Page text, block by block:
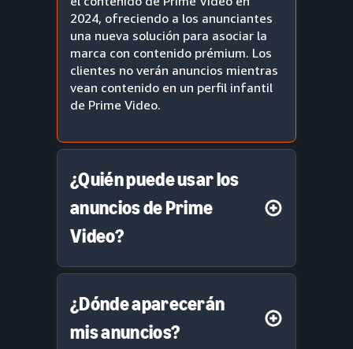
2024, ofreciendo a los anunciantes
una nueva solución para asociar la
marca con contenido prémium. Los
clientes no verán anuncios mientras
vean contenido en un perfil infantil
de Prime Video.
¿Quién puede usar los
anuncios de Prime
Video?
¿Dónde aparecerán
mis anuncios?